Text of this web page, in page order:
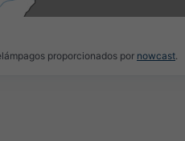
proporcionados por nowcast.